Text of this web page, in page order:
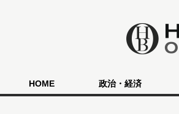
HOME 政治・経済